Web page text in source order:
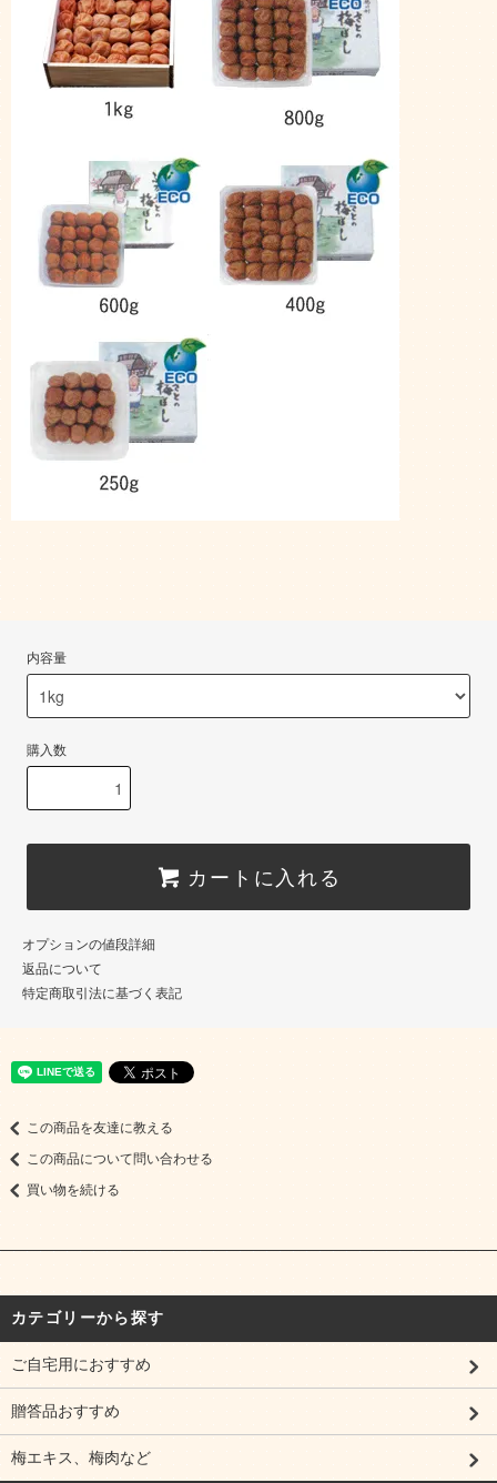
内容量
購入数
カートに入れる
オプションの値段詳細
返品について
特定商取引法に基づく表記
この商品を友達に教える
この商品について問い合わせる
買い物を続ける
カテゴリーから探す
ご自宅用におすすめ
贈答品おすすめ
梅エキス、梅肉など